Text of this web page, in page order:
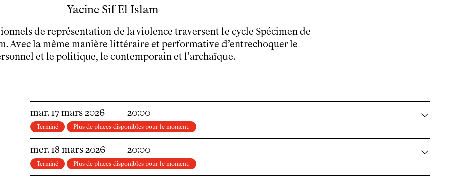
Yacine Sif El Islam
de représentation de la violence traversent le cycle Spécimen de
Avec la même manière littéraire et performative d’entrechoquer le
et le politique, le contemporain et l’archaïque.
mar.17mars2026 20:00
Terminé Plus de places disponibles pour le moment.
mer.18mars2026 20:00
Terminé Plus de places disponibles pour le moment.
Venir en groupe
Le théâtre
tnba, centre dramatique national
Artiste directrice
L'école
Formation supérieure
Les Promotions
Classe Égalité